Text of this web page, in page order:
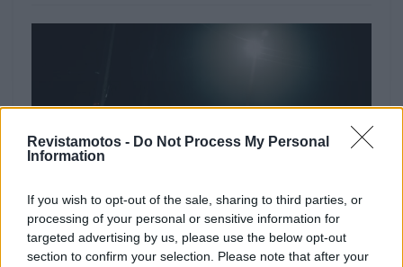
Revistamotos - Do Not Process My Personal
Information
If you wish to opt-out of the sale, sharing to third parties, or
processing of your personal or sensitive information for
targeted advertising by us, please use the below opt-out
section to confirm your selection. Please note that after your
COMPETIÇÃO